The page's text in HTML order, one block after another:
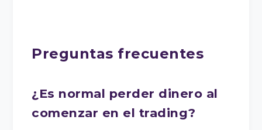
Preguntas frecuentes
¿Es normal perder dinero al
comenzar en el trading?